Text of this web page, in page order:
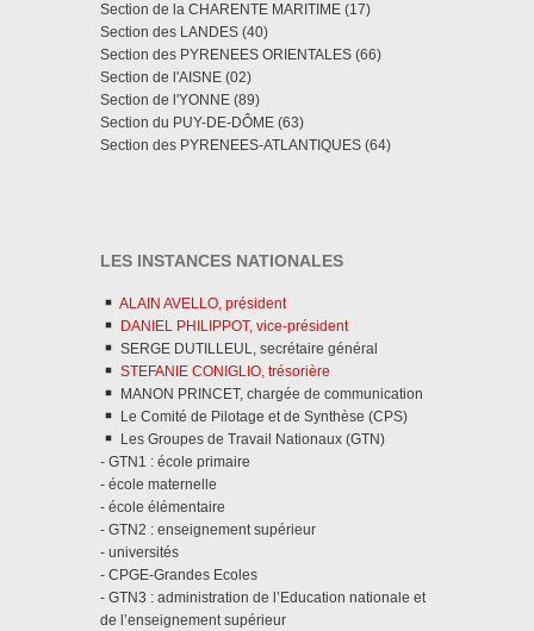
Section de la CHARENTE MARITIME (17)
Section des LANDES (40)
Section des PYRENEES ORIENTALES (66)
Section de l'AISNE (02)
Section de l'YONNE (89)
Section du PUY-DE-DÔME (63)
Section des PYRENEES-ATLANTIQUES (64)
LES INSTANCES NATIONALES
ALAIN AVELLO, président
DANIEL PHILIPPOT, vice-président
SERGE DUTILLEUL, secrétaire général
STEFANIE CONIGLIO, trésorière
MANON PRINCET, chargée de communication
Le Comité de Pilotage et de Synthèse (CPS)
Les Groupes de Travail Nationaux (GTN)
- GTN1 : école primaire
- école maternelle
- école élémentaire
- GTN2 : enseignement supérieur
- universités
- CPGE-Grandes Ecoles
- GTN3 : administration de l’Education nationale et
de l’enseignement supérieur